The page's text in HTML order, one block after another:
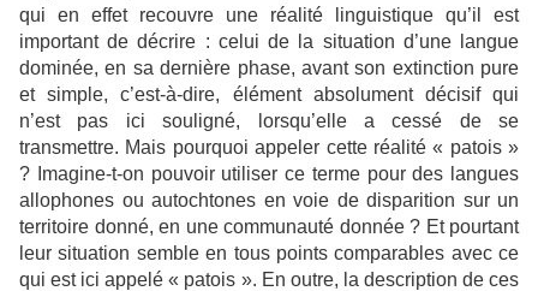
qui en effet recouvre une réalité linguistique qu’il est
important de décrire : celui de la situation d’une langue
dominée, en sa dernière phase, avant son extinction pure
et simple, c’est-à-dire, élément absolument décisif qui
n’est pas ici souligné, lorsqu’elle a cessé de se
transmettre. Mais pourquoi appeler cette réalité « patois »
? Imagine-t-on pouvoir utiliser ce terme pour des langues
allophones ou autochtones en voie de disparition sur un
territoire donné, en une communauté donnée ? Et pourtant
leur situation semble en tous points comparables avec ce
qui est ici appelé « patois ». En outre, la description de ces